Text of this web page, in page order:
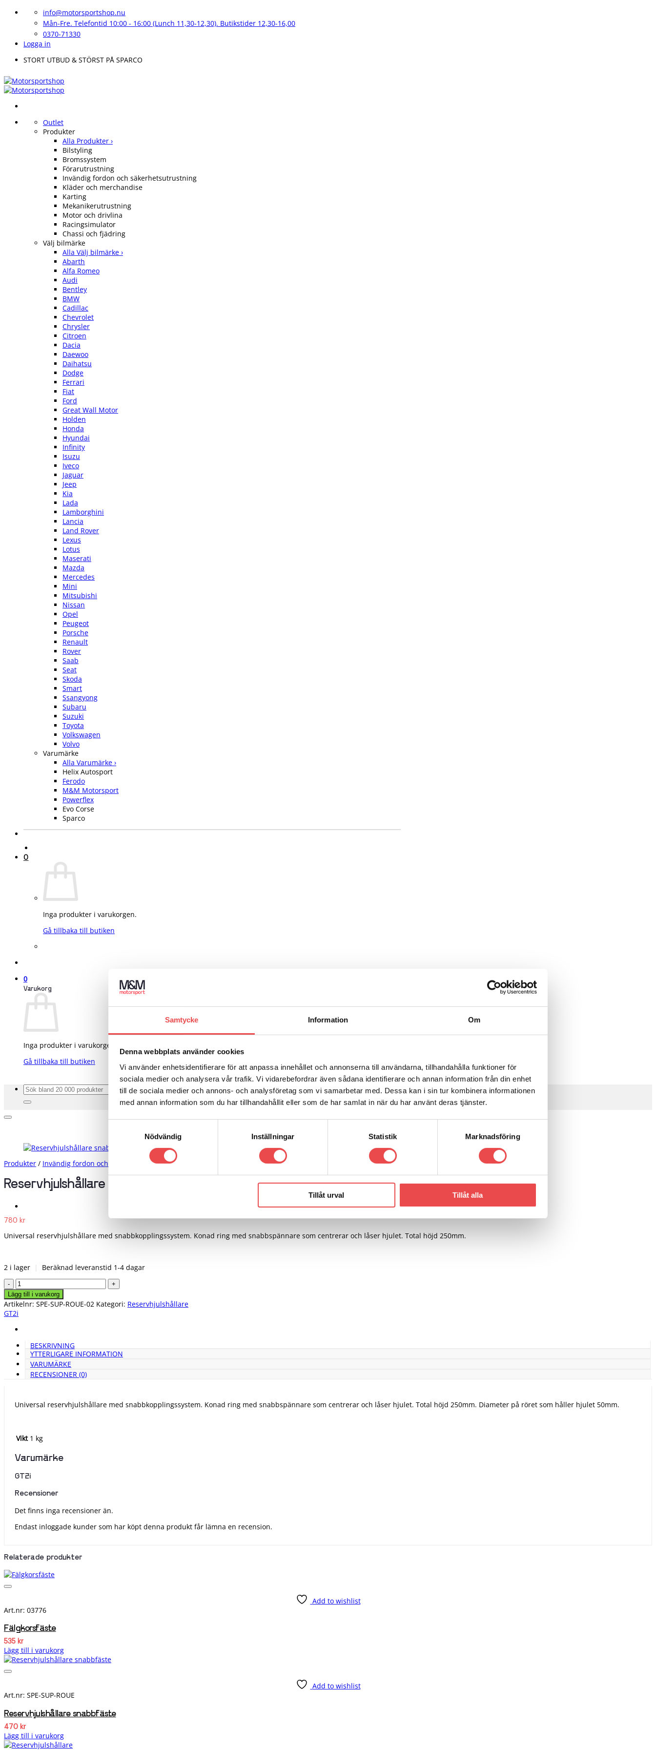
Samtycke Information Om
Denna webbplats använder cookies
Vi använder enhetsidentifierare för att anpassa innehållet och annonserna till användarna, tillhandahålla funktioner för
sociala medier och analysera vår trafik. Vi vidarebefordrar även sådana identifierare och annan information från din enhet
till de sociala medier och annons- och analysföretag som vi samarbetar med. Dessa kan i sin tur kombinera informationen
med annan information som du har tillhandahållit eller som de har samlat in när du har använt deras tjänster.
Nödvändig
Inställningar Statistik Marknadsföring
Tillåt urval Tillåt alla
Skip
info@motorsportshop.nu
Mån-Fre. Telefontid 10:00 - 16:00 (Lunch 11,30-12,30). Butikstider 12,30-16,00
0370-71330
Logga in
STORT UTBUD & STÖRST PÅ SPARCO
Outlet
Produkter
Alla Produkter ›
Bilstyling
Bromssystem
Förarutrustning
Invändig fordon och säkerhetsutrustning
Kläder och merchandise
Karting
Mekanikerutrustning
Motor och drivlina
Racingsimulator
Chassi och fjädring
Välj bilmärke
Alla Välj bilmärke ›
Abarth
Alfa Romeo
Audi
Bentley
BMW
Cadillac
Chevrolet
Chrysler
Citroen
Dacia
Daewoo
Daihatsu
Dodge
Ferrari
Fiat
Ford
Great Wall Motor
Holden
Honda
Hyundai
Infinity
Isuzu
Iveco
Jaguar
Jeep
Kia
Lada
Lamborghini
Lancia
Land Rover
Lexus
Lotus
Maserati
Mazda
Mercedes
Mini
Mitsubishi
Nissan
Opel
Peugeot
Porsche
Renault
Rover
Saab
Seat
Skoda
Smart
Ssangyong
Subaru
Suzuki
Toyota
Volkswagen
Volvo
Varumärke
Alla Varumärke ›
Helix Autosport
Ferodo
M&M Motorsport
Powerflex
Evo Corse
Sparco
0
Inga produkter i varukorgen.
Gå tillbaka till butiken
0
Varukorg
Inga produkter i varukorgen.
Gå tillbaka till butiken
Sök
efter:
Produkter / Invändig fordon och säkerhetsutrustning
Reservhjulshållare snabbkoppling
780 kr
Universal reservhjulshållare med snabbkopplingssystem. Konad ring med snabbspännare som centrerar och låser hjulet. Total höjd 250mm.
2 i lager |
Beräknad leveranstid 1-4 dagar
Reservhjulshållare
snabbkoppling
mängd
Lägg till i varukorg
Artikelnr: SPE-SUP-ROUE-02 Kategori: Reservhjulshållare
GT2i
BESKRIVNING
YTTERLIGARE INFORMATION
VARUMÄRKE
RECENSIONER (0)
Universal reservhjulshållare med snabbkopplingssystem. Konad ring med snabbspännare som centrerar och låser hjulet. Total höjd 250mm. Diameter på röret som håller hjulet 50mm.
Vikt 1 kg
Varumärke
GT2i
Recensioner
Det finns inga recensioner än.
Endast inloggade kunder som har köpt denna produkt får lämna en recension.
Relaterade produkter
Add to wishlist
Art.nr: 03776
Fälgkorsfäste
535 kr
Lägg till i varukorg
Add to wishlist
Art.nr: SPE-SUP-ROUE
Reservhjulshållare snabbfäste
470 kr
Lägg till i varukorg